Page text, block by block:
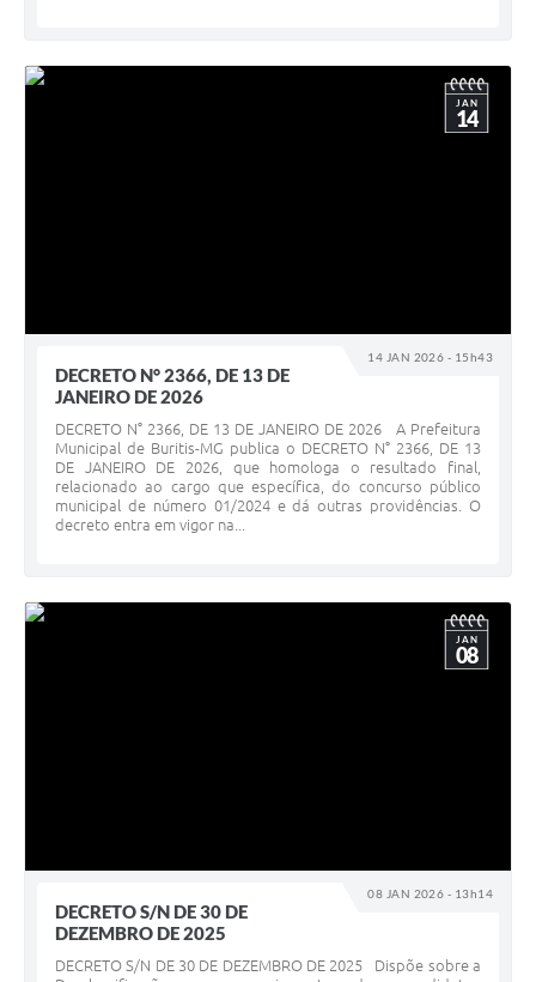
14 JAN 2026 - 15h43
JAN
14
DECRETO N° 2366, DE 13 DE
JANEIRO DE 2026
DECRETO N° 2366, DE 13 DE JANEIRO DE 2026 A Prefeitura
Municipal de Buritis-MG publica o DECRETO N° 2366, DE 13
DE JANEIRO DE 2026, que homologa o resultado final,
relacionado ao cargo que específica, do concurso público
municipal de número 01/2024 e dá outras providências. O
decreto entra em vigor na...
08 JAN 2026 - 13h14
JAN
08
DECRETO S/N DE 30 DE
DEZEMBRO DE 2025
DECRETO S/N DE 30 DE DEZEMBRO DE 2025 Dispõe sobre a